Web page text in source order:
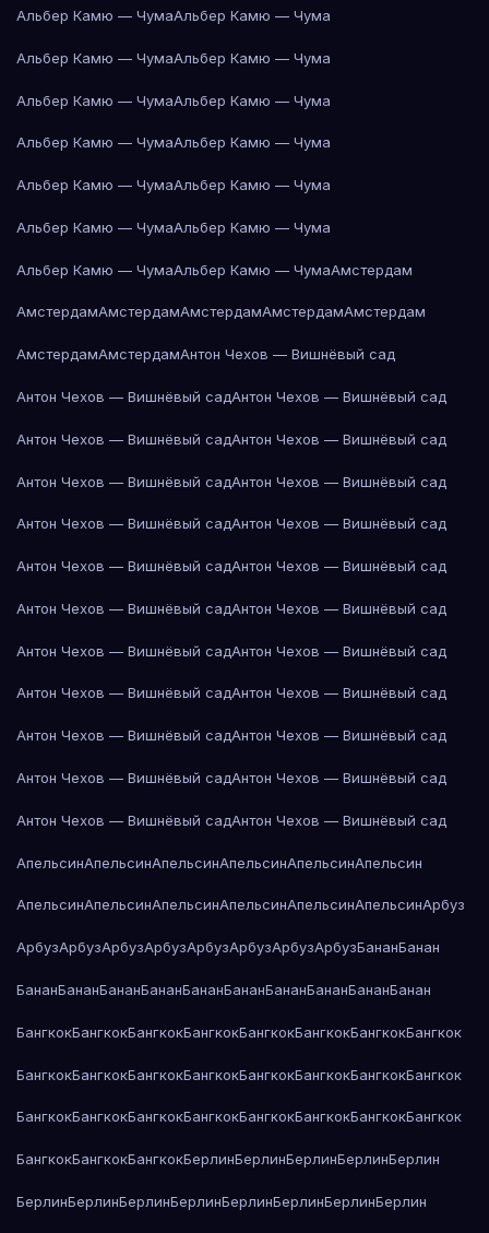
Альбер Камю — ЧумаАльбер Камю — Чума
Альбер Камю — ЧумаАльбер Камю — Чума
Альбер Камю — ЧумаАльбер Камю — Чума
Альбер Камю — ЧумаАльбер Камю — Чума
Альбер Камю — ЧумаАльбер Камю — Чума
Альбер Камю — ЧумаАльбер Камю — Чума
Альбер Камю — ЧумаАльбер Камю — ЧумаАмстердам
АмстердамАмстердамАмстердамАмстердамАмстердам
АмстердамАмстердамАнтон Чехов — Вишнёвый сад
Антон Чехов — Вишнёвый садАнтон Чехов — Вишнёвый сад
Антон Чехов — Вишнёвый садАнтон Чехов — Вишнёвый сад
Антон Чехов — Вишнёвый садАнтон Чехов — Вишнёвый сад
Антон Чехов — Вишнёвый садАнтон Чехов — Вишнёвый сад
Антон Чехов — Вишнёвый садАнтон Чехов — Вишнёвый сад
Антон Чехов — Вишнёвый садАнтон Чехов — Вишнёвый сад
Антон Чехов — Вишнёвый садАнтон Чехов — Вишнёвый сад
Антон Чехов — Вишнёвый садАнтон Чехов — Вишнёвый сад
Антон Чехов — Вишнёвый садАнтон Чехов — Вишнёвый сад
Антон Чехов — Вишнёвый садАнтон Чехов — Вишнёвый сад
Антон Чехов — Вишнёвый садАнтон Чехов — Вишнёвый сад
АпельсинАпельсинАпельсинАпельсинАпельсинАпельсин
АпельсинАпельсинАпельсинАпельсинАпельсинАпельсинАрбуз
АрбузАрбузАрбузАрбузАрбузАрбузАрбузАрбузБананБанан
БананБананБананБананБананБананБананБананБананБанан
БангкокБангкокБангкокБангкокБангкокБангкокБангкокБангкок
БангкокБангкокБангкокБангкокБангкокБангкокБангкокБангкок
БангкокБангкокБангкокБангкокБангкокБангкокБангкокБангкок
БангкокБангкокБангкокБерлинБерлинБерлинБерлинБерлин
БерлинБерлинБерлинБерлинБерлинБерлинБерлинБерлин